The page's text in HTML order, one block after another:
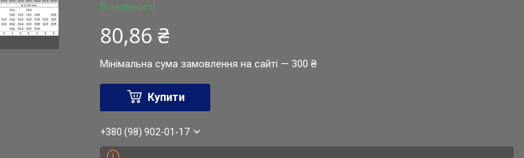
В наявності
80,86 ₴
Мінімальна сума замовлення на сайті — 300 ₴
Купити
+380 (98) 902-01-17